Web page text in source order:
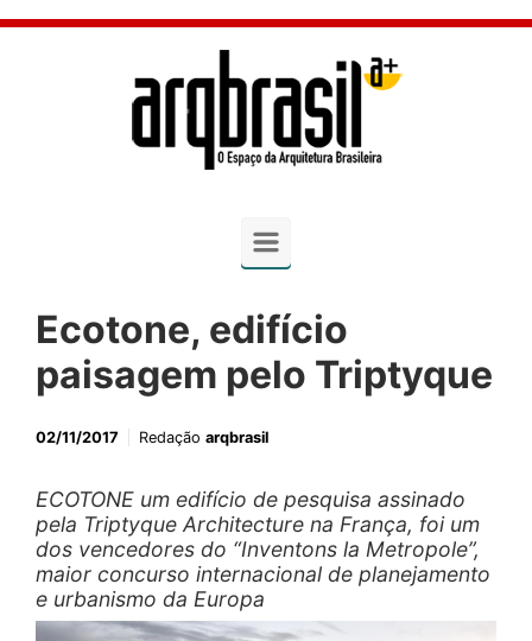
Skip to main content
Ecotone, edifício
paisagem pelo Triptyque
02/11/2017 Redação arqbrasil
ECOTONE um edifício de pesquisa assinado
pela Triptyque Architecture na França, foi um
dos vencedores do “Inventons la Metropole”,
maior concurso internacional de planejamento
e urbanismo da Europa